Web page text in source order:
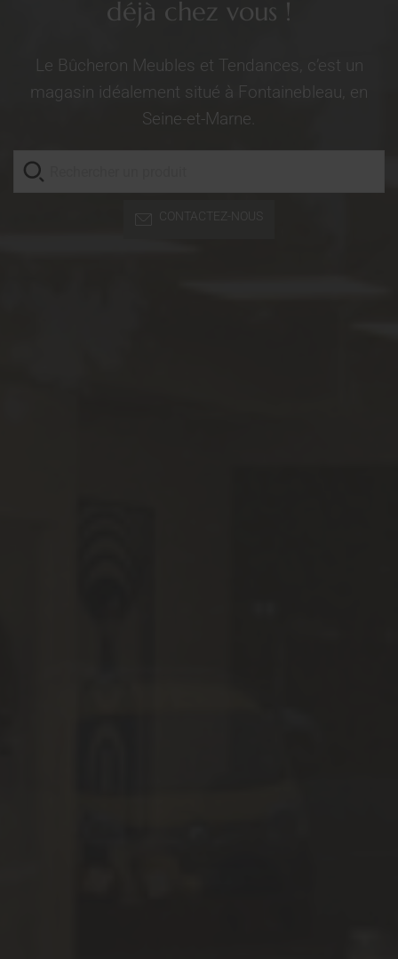
déjà chez vous !
Le Bûcheron Meubles et Tendances, c’est un
magasin idéalement situé à Fontainebleau, en
Seine-et-Marne.
CONTACTEZ-NOUS